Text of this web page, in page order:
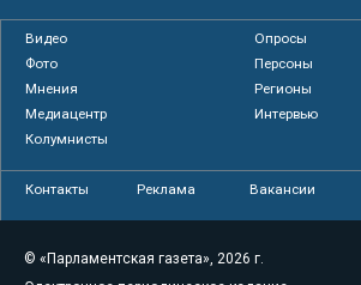
Видео
Опросы
Фото
Персоны
Мнения
Регионы
Медиацентр
Интервью
Колумнисты
Контакты Реклама Вакансии
© «Парламентская газета», 2026 г.